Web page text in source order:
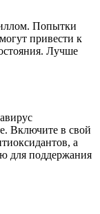
Попытки
привести к
Лучше
Включите в свой
а
для поддержания